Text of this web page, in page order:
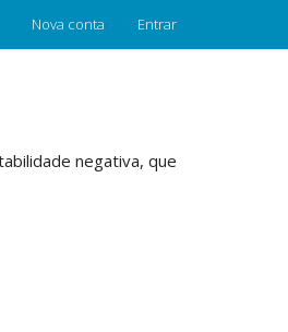
Nova conta Entrar
negativa, que